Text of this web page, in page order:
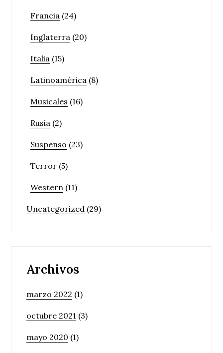
Francia (24)
Inglaterra (20)
Italia (15)
Latinoamérica (8)
Musicales (16)
Rusia (2)
Suspenso (23)
Terror (5)
Western (11)
Uncategorized (29)
Archivos
marzo 2022 (1)
octubre 2021 (3)
mayo 2020 (1)